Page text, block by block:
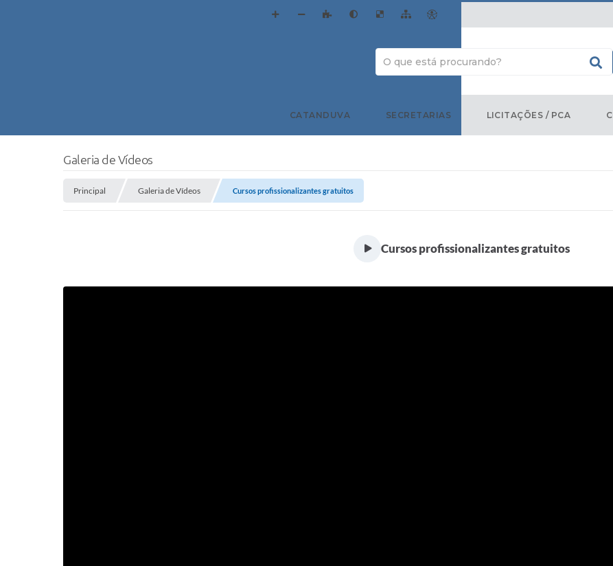
CATANDUVA SECRETARIAS LICITAÇÕES / PCA
Galeria de Vídeos
Principal Galeria de Vídeos Cursos profissionalizantes gratuitos
Cursos profissionalizantes gratuitos